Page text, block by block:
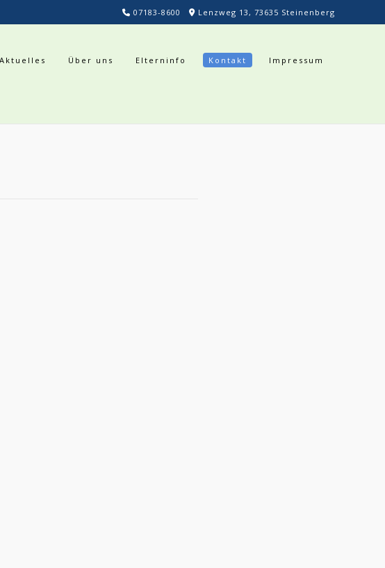
07183-8600 Lenzweg 13, 73635 Steinenberg
Aktuelles Über uns Elterninfo Kontakt Impressum